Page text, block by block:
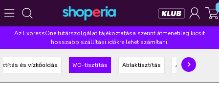
Népszerű kategóriák
Szépségápolás Élelmiszer Mosás Mosogatás
Takarítás Baba-mama Háztartás
Az ExpressOne futárszolgálat tájékoztatása szerint átmenetileg kicsit
hosszabb szállítási időkre lehet számítani.
és vízkőoldás WC-tisztítás Ablaktisztítás Általános